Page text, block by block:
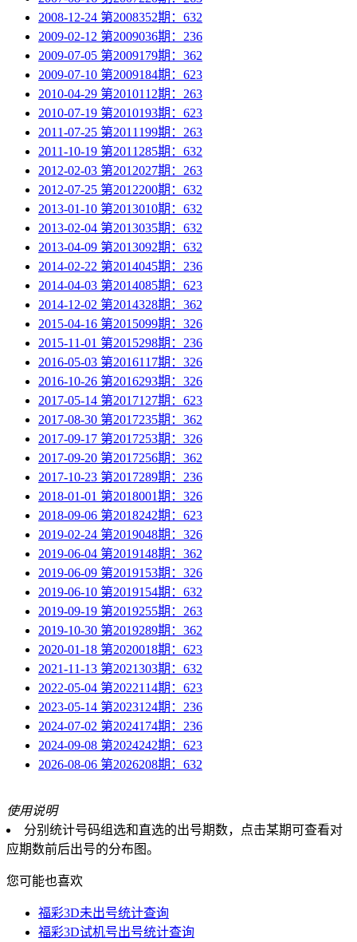
2008-12-24 第2008352期：632
2009-02-12 第2009036期：236
2009-07-05 第2009179期：362
2009-07-10 第2009184期：623
2010-04-29 第2010112期：263
2010-07-19 第2010193期：623
2011-07-25 第2011199期：263
2011-10-19 第2011285期：632
2012-02-03 第2012027期：263
2012-07-25 第2012200期：632
2013-01-10 第2013010期：632
2013-02-04 第2013035期：632
2013-04-09 第2013092期：632
2014-02-22 第2014045期：236
2014-04-03 第2014085期：623
2014-12-02 第2014328期：362
2015-04-16 第2015099期：326
2015-11-01 第2015298期：236
2016-05-03 第2016117期：326
2016-10-26 第2016293期：326
2017-05-14 第2017127期：623
2017-08-30 第2017235期：362
2017-09-17 第2017253期：326
2017-09-20 第2017256期：362
2017-10-23 第2017289期：236
2018-01-01 第2018001期：326
2018-09-06 第2018242期：623
2019-02-24 第2019048期：326
2019-06-04 第2019148期：362
2019-06-09 第2019153期：326
2019-06-10 第2019154期：632
2019-09-19 第2019255期：263
2019-10-30 第2019289期：362
2020-01-18 第2020018期：623
2021-11-13 第2021303期：632
2022-05-04 第2022114期：623
2023-05-14 第2023124期：236
2024-07-02 第2024174期：236
2024-09-08 第2024242期：623
2026-08-06 第2026208期：632
使用说明
分别统计号码组选和直选的出号期数，点击某期可查看对
应期数前后出号的分布图。
您可能也喜欢
福彩3D未出号统计查询
福彩3D试机号出号统计查询